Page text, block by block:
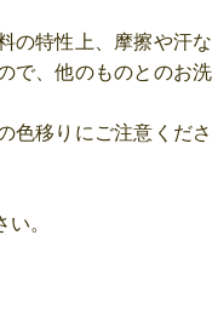
の特性上、摩擦や汗な
で、他のものとのお洗
色移りにご注意くださ
。